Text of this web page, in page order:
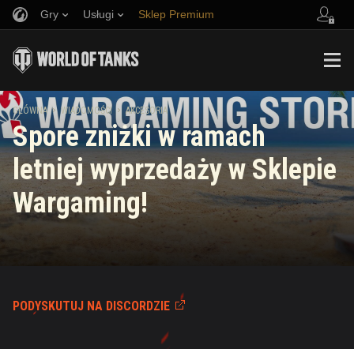
Gry Usługi Sklep Premium
Muzyka
Zasady fair play
Wargaming.net Game Center
Przewodnik po Twitch Drops
Zwerbuj znajomego
Discord
Centrum modów
Media
GŁÓWNA WIADOMOŚCI AKCESORIA
Spore zniżki w ramach
letniej wyprzedaży w Sklepie
Wargaming!
PODYSKUTUJ NA DISCORDZIE